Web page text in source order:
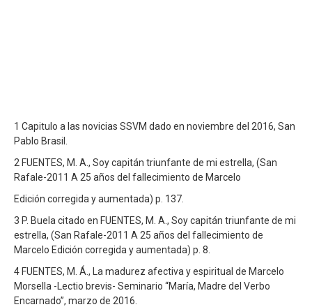
1 Capitulo a las novicias SSVM dado en noviembre del 2016, San
Pablo Brasil.
2 FUENTES, M. A., Soy capitán triunfante de mi estrella, (San
Rafale-2011 A 25 años del fallecimiento de Marcelo
Edición corregida y aumentada) p. 137.
3 P. Buela citado en FUENTES, M. A., Soy capitán triunfante de mi
estrella, (San Rafale-2011 A 25 años del fallecimiento de
Marcelo Edición corregida y aumentada) p. 8.
4 FUENTES, M. Á., La madurez afectiva y espiritual de Marcelo
Morsella -Lectio brevis- Seminario “María, Madre del Verbo
Encarnado”, marzo de 2016.